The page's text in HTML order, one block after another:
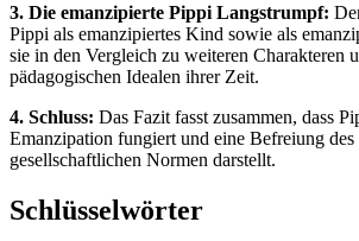
3. Die emanzipierte Pippi Langstrumpf:
Pippi als emanzipiertes Kind sowie als
sie in den Vergleich zu weiteren Charakteren
pädagogischen Idealen ihrer Zeit.
4. Schluss: Das Fazit fasst zusammen, dass
Emanzipation fungiert und eine Befreiung
gesellschaftlichen Normen darstellt.
Schlüsselwörter